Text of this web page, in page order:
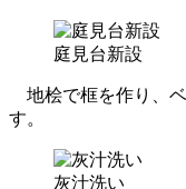
庭見台新設
地桧で框を作り、
す。
灰汁洗い